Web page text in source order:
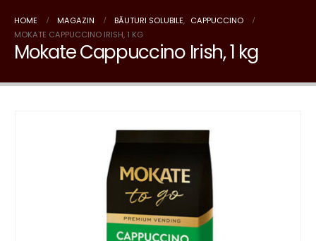
HOME MAGAZIN BĂUTURI SOLUBILE, CAPPUCCINO
MOKATE CAPPUCCINO IRISH, 1 KG
Mokate Cappuccino Irish, 1 kg